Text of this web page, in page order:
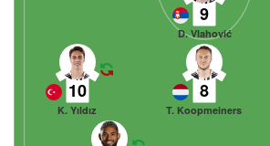
10
K. Yıldız
8
T. Koopmeiners
9
D. Vlahović